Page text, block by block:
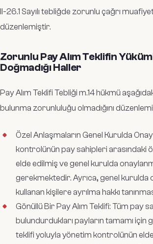
II-26.1 Sayılı tebliğde zorunlu çağrı
düzenlemiştir.
Zorunlu Pay Alım Teklifin
Doğmadığı Haller
Pay Alım Teklifi Tebliği m.14 hükmü
bulunma zorunluluğu olmadığını
Özel Anlaşmaların Genel Kurulda
kontrolünün pay sahipleri arasındaki
elde edilmiş ve genel kurulda
gerekmektedir. Ayrıca, genel kurulda
kullanan kişilere ayrılma hakkı
Gönüllü Bir Pay Alım Teklifi: Tüm pay
bulundurdukları payların tamamı için
teklifi yoluyla yönetim kontrolünün